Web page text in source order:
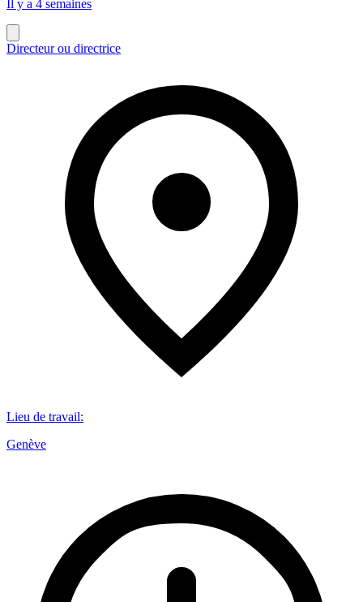
Il y a 4 semaines
Directeur ou directrice
Lieu de travail:
Genève